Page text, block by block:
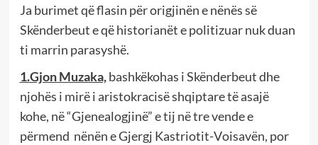
Ja burimetqë flasin përorigjinën e nënës së
Skënderbeut e që historianët e politizuar nuk duan
ti marrin parasyshë.
1.Gjon Muzaka,bashkëkohas i Skënderbeut dhe
njohës i mirë i aristokracisëshqiptare të asajë
kohe, në “Gjenealogjinë” e tij në tre vende e
përmend nënën e Gjergj Kastriotit-Voisavën, por